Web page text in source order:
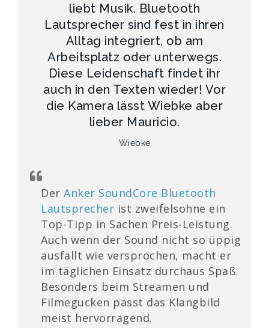
liebt Musik. Bluetooth
Lautsprecher sind fest in ihren
Alltag integriert, ob am
Arbeitsplatz oder unterwegs.
Diese Leidenschaft findet ihr
auch in den Texten wieder! Vor
die Kamera lässt Wiebke aber
lieber Mauricio.
Wiebke
Der Anker SoundCore Bluetooth
Lautsprecher ist zweifelsohne ein
Top-Tipp in Sachen Preis-Leistung.
Auch wenn der Sound nicht so üppig
ausfällt wie versprochen, macht er
im täglichen Einsatz durchaus Spaß.
Besonders beim Streamen und
Filmegucken passt das Klangbild
meist hervorragend.